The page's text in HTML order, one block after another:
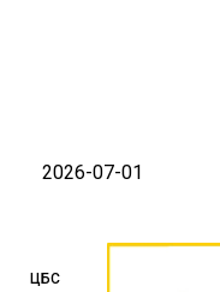
2026-07-01
ЦБС